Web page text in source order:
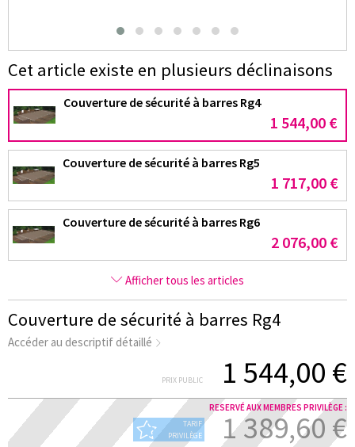
Cet article existe en plusieurs déclinaisons
Couverture de sécurité à barres Rg4
1 544,00 €
Couverture de sécurité à barres Rg5
1 717,00 €
Couverture de sécurité à barres Rg6
2 076,00 €
Afficher tous les articles
Couverture de sécurité à barres Rg4
Accéder au descriptif détaillé
PRIX PUBLIC 1 544,00 €
RESERVÉ AUX MEMBRES PRIVILÈGE :
TARIF
PRIVILÈGE
1 389,60 €